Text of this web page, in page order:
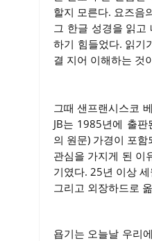
할지 모른다. 요즈음
그 한글 성경을 읽고
하기 힘들었다. 읽기
결 지어 이해하는 것
그때 샌프랜시스코
JB는 1985년에 출
의 원문) 가경이 포
관심을 가지게 된 이
기였다. 25년 이상
그리고 외장하드로
욥기는 오늘날 우리